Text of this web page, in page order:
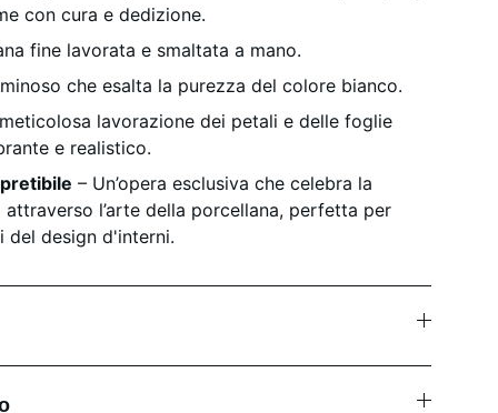
con cura e dedizione.
fine lavorata e smaltata a mano.
che esalta la purezza del colore bianco.
lavorazione dei petali e delle foglie
e realistico.
– Un’opera esclusiva che celebra la
l’arte della porcellana, perfetta per
del design d'interni.